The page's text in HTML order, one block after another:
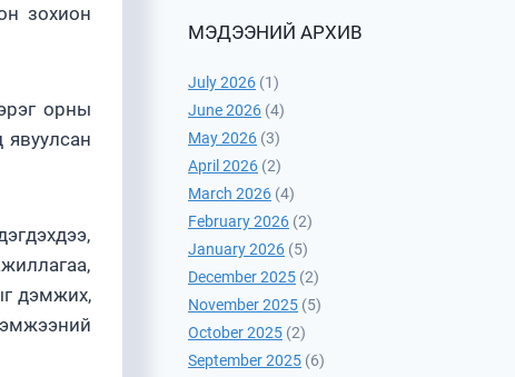
зохион
орны
дэмжих,
МЭДЭЭНИЙ АРХИВ
July 2026 (1)
June 2026 (4)
May 2026 (3)
April 2026 (2)
March 2026 (4)
February 2026 (2)
January 2026 (5)
December 2025 (2)
November 2025 (5)
October 2025 (2)
September 2025 (6)